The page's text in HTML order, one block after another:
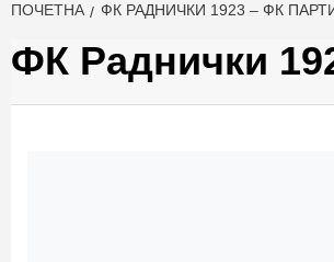
ПОЧЕТНА ФК РАДНИЧКИ 1923 – ФК
ФК Раднички